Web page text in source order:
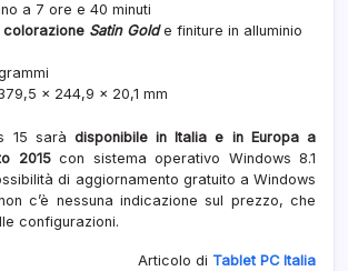
a 7 ore e 40 minuti
colorazione Satin Gold e finiture in alluminio
× 244,9 × 20,1 mm
15 sarà disponibile in Italia e in Europa a
2015con sistema operativo Windows 8.1
di aggiornamento gratuito a Windows
c’è nessuna indicazione sul prezzo, che
configurazioni.
Articolo di Tablet PC Italia